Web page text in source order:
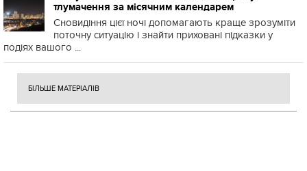
тлумачення за місячним календарем
Сновидіння цієї ночі допомагають краще зрозуміти
поточну ситуацію і знайти приховані підказки у
подіях вашого ...
БІЛЬШЕ МАТЕРІАЛІВ